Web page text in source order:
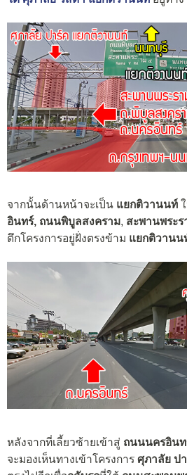
จากนั้นด้านหน้าจะเป็น แยกติวานนท์
อินทร์, ถนนพิบูลสงคราม, สะพานพระร
ตึกโครงการอยู่ฝั่งตรงข้าม แยกติวานน
หลังจากที่เลี้ยวซ้ายเข้าสู่ ถนนนครอินท
จะมองเห็นทางเข้าโครงการ ศุภาลัย ป